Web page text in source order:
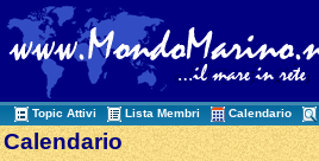
Topic Attivi Lista Membri Calendario
Calendario